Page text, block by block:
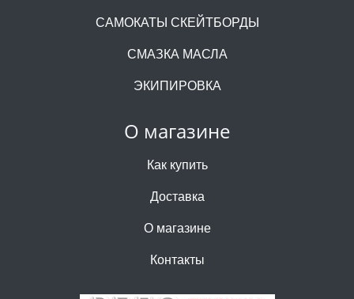
О магазине
Как купить
Доставка
О магазине
Контакты
САМОКАТЫ СКЕЙТБОРДЫ
СМАЗКА МАСЛА
ЭКИПИРОВКА